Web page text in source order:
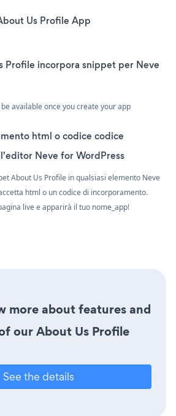
Us Profile App
Profile incorpora snippet per Neve
available once you create your app
html o codice codice
Neve for WordPress
About Us Profile in qualsiasi elemento Neve
html o un codice di incorporamento.
live e apparirà il tuo nome_app!
more about features and
our About Us Profile
See the details